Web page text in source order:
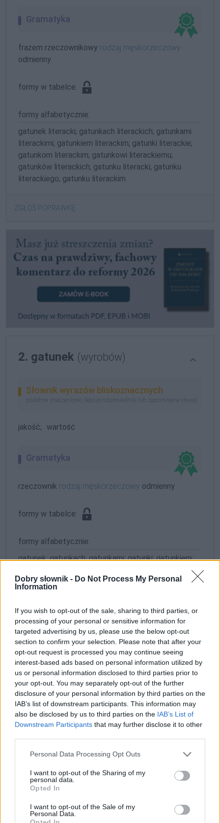
Dobry słownik - Do Not Process My Personal
Information
If you wish to opt-out of the sale, sharing to third parties, or
processing of your personal or sensitive information for
targeted advertising by us, please use the below opt-out
section to confirm your selection. Please note that after your
opt-out request is processed you may continue seeing
interest-based ads based on personal information utilized by
us or personal information disclosed to third parties prior to
your opt-out. You may separately opt-out of the further
disclosure of your personal information by third parties on the
IAB’s list of downstream participants. This information may
also be disclosed by us to third parties on the IAB’s List of
Downstream Participants that may further disclose it to other
Please note that this website/app uses one or more Google
not limited to your visit or usage behaviour. You may click to
grant or deny consent to Google and its third-party tags to
use your data for below specified purposes in below Google
consent section.
Personal Data Processing Opt Outs
I want to opt-out of the Sharing of my
personal data.
Opted In
I want to opt-out of the Sale of my
Personal Data.
Gramatyka
frazem rzeczownikowy rodzaj męskorzeczowy
odmienny
formy w tabelce:
formy alfabetycznie:
gatunek literacki; gatunkach literackich; gatunkami
literackimi; gatunkiem literackim; gatunki literackie;
gatunkom literackim; gatunkowi literackiemu;
gatunków literackich; gatunku literacki; gatunku
literackiego; gatunku literackim
ZGŁOŚ POPRAWKĘ
2. gatunek (wyrobów)
Słownik wyrazów bliskoznacznych
podobne znaczeniowo (lepsze odpowiedniki lub zapomniane słowa)
jakość; wartość
Gramatyka
rzeczownik rodzaj męskorzeczowy odmienny
formy w tabelce:
formy alfabetycznie:
gatunek; gatunkach; gatunkami; gatunki; gatunkiem;
3. gatunek(w biologii)
Definicja
gatunek to jednostka klasyfikacyjna w biologii,
tworząca zbiór podobnych osobników, które w
naturze mogą się ze sobą swobodnie krzyżować,
dającpłodnepotomstwo; osobniki te mają ponadto
wspólnego przodka
Słownik wyrazów bliskoznacznych
podobne znaczeniowo (lepsze odpowiedniki lub zapomniane słowa)
rasa